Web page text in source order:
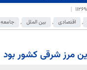
, اقتصادی , بین الملل , جامعه
مرز شرقی کشور بود